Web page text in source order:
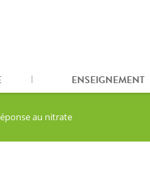
ENSEIGNEMENT
au nitrate